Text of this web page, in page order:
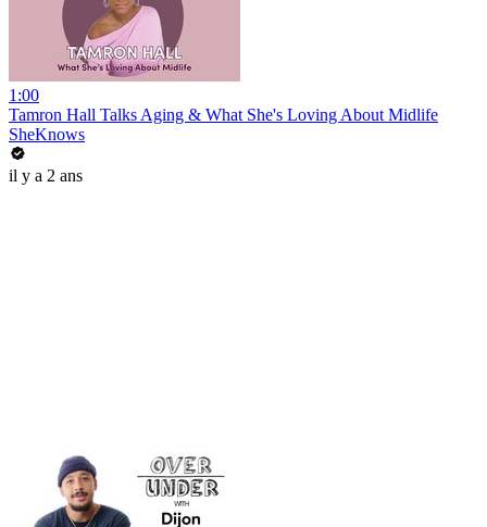
1:00
Tamron Hall Talks Aging & What She's Loving About Midlife
SheKnows
il y a 2 ans